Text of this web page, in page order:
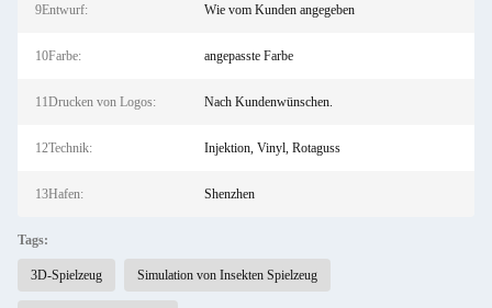
9Entwurf: Wie vom Kunden angegeben
10Farbe: angepasste Farbe
11Drucken von Logos: Nach Kundenwünschen.
12Technik: Injektion, Vinyl, Rotaguss
13Hafen: Shenzhen
Tags:
3D-Spielzeug Simulation von Insekten Spielzeug